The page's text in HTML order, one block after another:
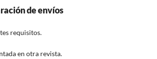
de envíos
requisitos.
en otra revista.